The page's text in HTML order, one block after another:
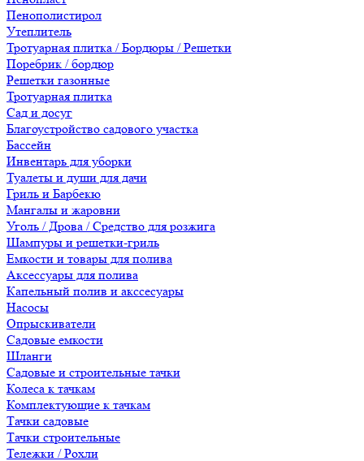
Пенополистирол
Утеплитель
Тротуарная плитка / Бордюры / Решетки
Поребрик / бордюр
Решетки газонные
Тротуарная плитка
Сад и досуг
Благоустройство садового участка
Бассейн
Инвентарь для уборки
Туалеты и души для дачи
Гриль и Барбекю
Мангалы и жаровни
Уголь / Дрова / Средство для розжига
Шампуры и решетки-гриль
Емкости и товары для полива
Аксессуары для полива
Капельный полив и акссесуары
Насосы
Опрыскиватели
Садовые емкости
Шланги
Садовые и строительные тачки
Колеса к тачкам
Комплектующие к тачкам
Тачки садовые
Тачки строительные
Тележки / Рохли